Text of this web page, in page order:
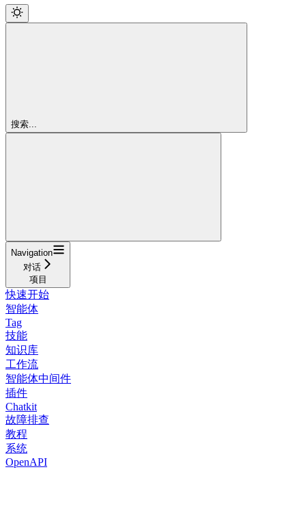
搜索...
Navigation
对话
项目
快速开始
智能体
Tag
技能
知识库
工作流
智能体中间件
插件
Chatkit
故障排查
教程
系统
OpenAPI